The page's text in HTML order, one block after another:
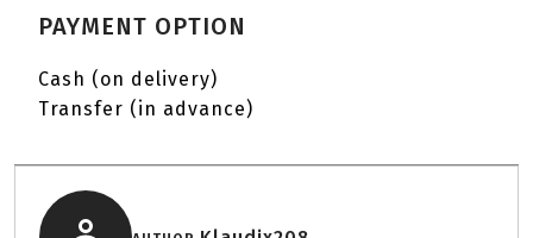
PAYMENT OPTION
Cash (on delivery)
Transfer (in advance)